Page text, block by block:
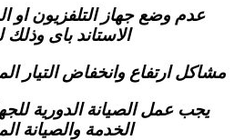
عدم وضع جهاز التلفزيون
الاستاند باى
مشاكل ارتفاع وانخفاض التيار
يجب عمل الصيانة الدورية
الخدمة والصيانة